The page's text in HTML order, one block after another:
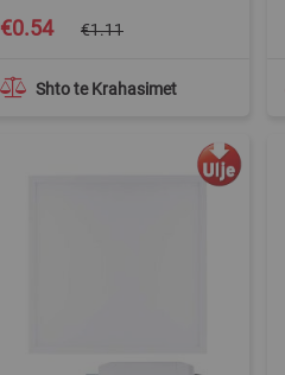
Shto te Krahasimet
Special
Price
€0.54 €1.11